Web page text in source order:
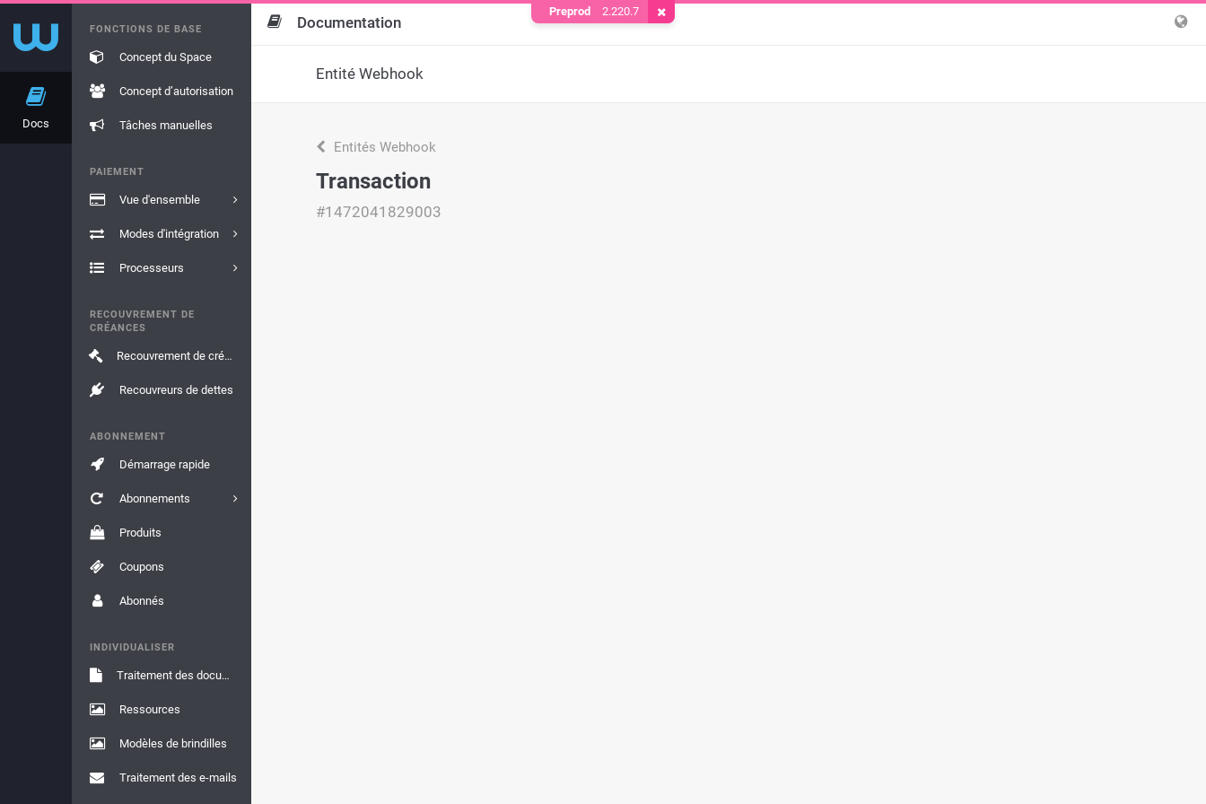
Docs
FONCTIONS DE BASE
Concept du Space
Concept d’autorisation
Tâches manuelles
PAIEMENT
Vue d'ensemble
Modes d'intégration
Processeurs
RECOUVREMENT DE
CRÉANCES
Recouvrement de créances
Recouvreurs de dettes
ABONNEMENT
Démarrage rapide
Abonnements
Produits
Coupons
Abonnés
INDIVIDUALISER
Traitement des documents
Ressources
Modèles de brindilles
Traitement des e-mails
Documentation
Entité Webhook
Entités Webhook
Transaction
#1472041829003
Preprod 2.220.7 Supprimer le cookie